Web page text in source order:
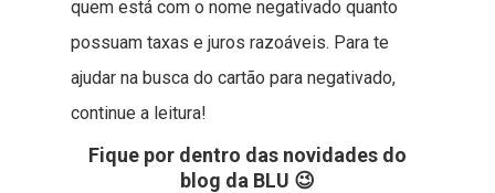
quem está com o nome negativado quanto
possuam taxas e juros razoáveis. Para te
ajudar na busca do cartão para negativado,
continue a leitura!
Fique por dentro das novidades do
blog da BLU 😉